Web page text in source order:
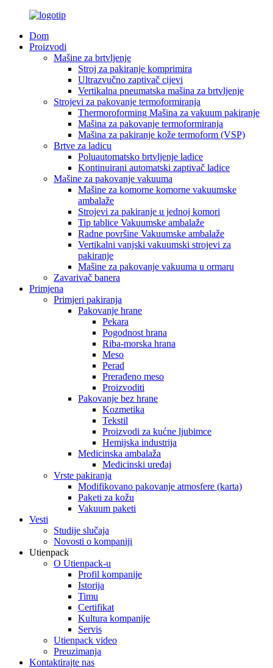
Dom
Proizvodi
Mašine za brtvljenje
Stroj za pakiranje komprimira
Ultrazvučno zaptivač cijevi
Vertikalna pneumatska mašina za brtvljenje
Strojevi za pakovanje termoformiranja
Thermoroforming Mašina za vakuum pakiranje
Mašina za pakovanje termoformiranja
Mašina za pakiranje kože termoform (VSP)
Brtve za ladicu
Poluautomatsko brtvljenje ladice
Kontinuirani automatski zaptivač ladice
Mašine za pakovanje vakuuma
Mašine za komorne komorne vakuumske
ambalaže
Strojevi za pakiranje u jednoj komori
Tip tablice Vakuumske ambalaže
Radne površine Vakuumske ambalaže
Vertikalni vanjski vakuumski strojevi za
pakiranje
Mašine za pakovanje vakuuma u ormaru
Zavarivač banera
Primjena
Primjeri pakiranja
Pakovanje hrane
Pekara
Pogodnost hrana
Riba-morska hrana
Meso
Perad
Prerađeno meso
Proizvoditi
Pakovanje bez hrane
Kozmetika
Tekstil
Proizvodi za kućne ljubimce
Hemijska industrija
Medicinska ambalaža
Medicinski uređaj
Vrste pakiranja
Modifikovano pakovanje atmosfere (karta)
Paketi za kožu
Vakuum paketi
Vesti
Studije slučaja
Novosti o kompaniji
Utienpack
O Utienpack-u
Profil kompanije
Istorija
Timu
Certifikat
Kultura kompanije
Servis
Utienpack video
Preuzimanja
Kontaktirajte nas